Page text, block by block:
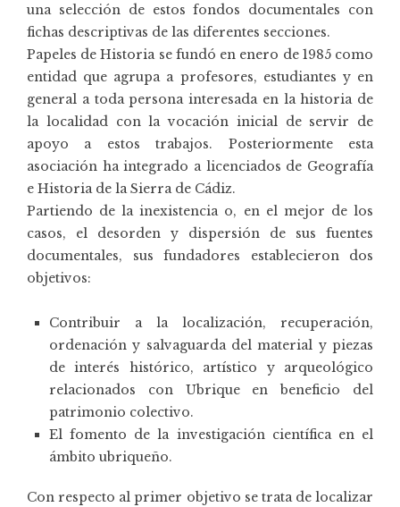
una selección de estos fondos documentales con
fichas descriptivas de las diferentes secciones.
Papeles de Historia se fundó en enero de 1985 como
entidad que agrupa a profesores, estudiantes y en
general a toda persona interesada en la historia de
la localidad con la vocación inicial de servir de
apoyo a estos trabajos. Posteriormente esta
asociación ha integrado a licenciados de Geografía
e Historia de la Sierra de Cádiz.
Partiendo de la inexistencia o, en el mejor de los
casos, el desorden y dispersión de sus fuentes
documentales, sus fundadores establecieron dos
objetivos:
Contribuir a la localización, recuperación,
ordenación y salvaguarda del material y piezas
de interés histórico, artístico y arqueológico
relacionados con Ubrique en beneficio del
patrimonio colectivo.
El fomento de la investigación científica en el
ámbito ubriqueño.
Con respecto al primer objetivo se trata de localizar